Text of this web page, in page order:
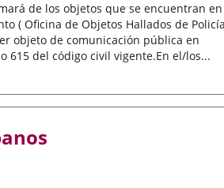
de los objetos que se encuentran en
( Oficina de Objetos Hallados de
objeto de comunicación pública en
615 del código civil vigente.En el/los...